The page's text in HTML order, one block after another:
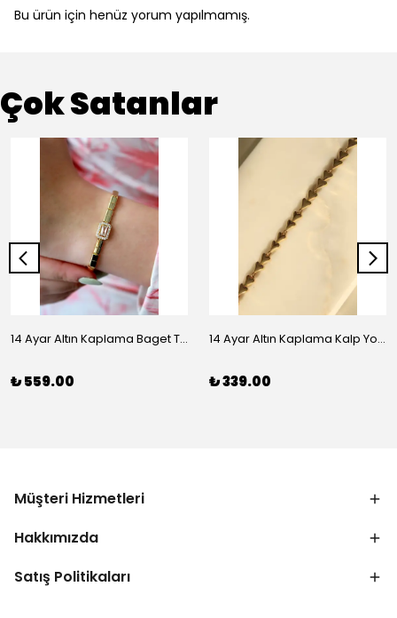
Bu ürün için henüz yorum yapılmamış.
Çok Satanlar
14 Ayar Altın Kaplama Baget Taşlı Vip Bileklik
₺ 559.00
14 Ayar Altın Kaplama Kalp Yolu Bileklik
₺ 339.00
Müşteri Hizmetleri
Hakkımızda
Satış Politikaları